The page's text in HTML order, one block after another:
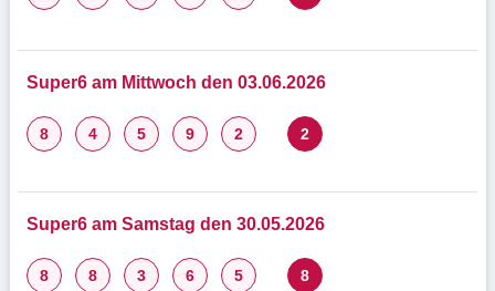
Super6 am Mittwoch den 03.06.2026
8 4 5 9 2 2
Super6 am Samstag den 30.05.2026
8 8 3 6 5 8